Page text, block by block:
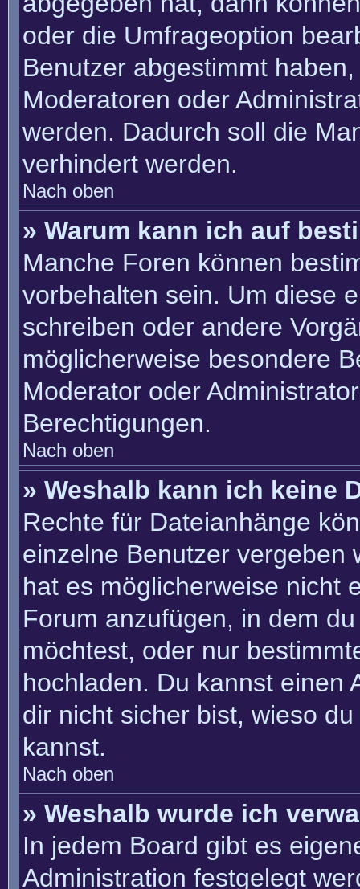
oder die Umfrageoption
Benutzer abgestimmt
Moderatoren oder
werden. Dadurch soll die
verhindert werden.
Nach oben
» Warum kann ich auf
Manche Foren können
vorbehalten sein. Um diese
schreiben oder andere
möglicherweise besondere
Moderator oder
Berechtigungen.
Nach oben
» Weshalb kann ich keine
Rechte für Dateianhänge
einzelne Benutzer vergeben
hat es möglicherweise nicht
Forum anzufügen, in dem
möchtest, oder nur
hochladen. Du kannst einen
dir nicht sicher bist, wieso
kannst.
Nach oben
» Weshalb wurde ich
In jedem Board gibt es
Administration festgelegt